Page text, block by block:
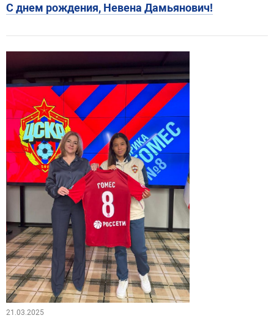
С днем рождения, Невена Дамьянович!
21.03.2025